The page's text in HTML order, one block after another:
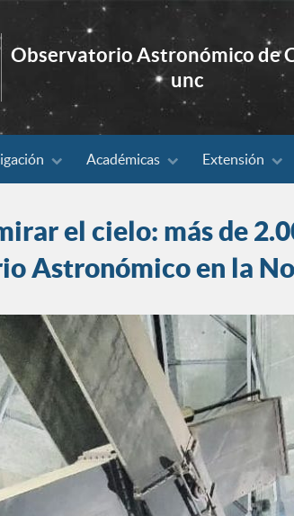
Observatorio Astronómico de
unc
Académicas Extensión
el cielo: más de
Astronómico en la